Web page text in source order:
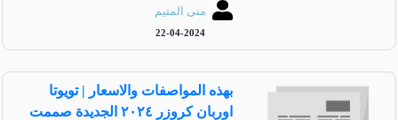
منى المتيم
22-04-2024
بهذه المواصفات والاسعار | تويوتا
اوربان كروزر ٢٠٢٤ الجديدة صممت